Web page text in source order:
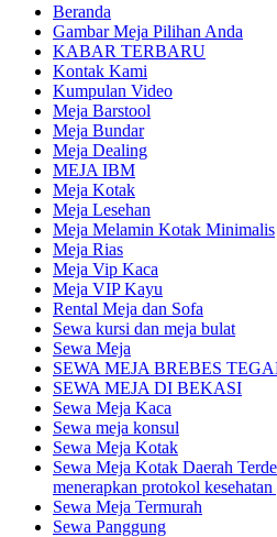
Beranda
Gambar Meja Pilihan Anda
KABAR TERBARU
Kontak Kami
Kumpulan Video
Meja Barstool
Meja Bundar
Meja Dealing
MEJA IBM
Meja Kotak
Meja Lesehan
Meja Melamin Kotak Minimalis
Meja Rias
Meja Vip Kaca
Meja VIP Kayu
Rental Meja dan Sofa
Sewa kursi dan meja bulat
Sewa Meja
SEWA MEJA BREBES
SEWA MEJA DI BEKASI
Sewa Meja Kaca
Sewa meja konsul
Sewa Meja Kotak
Sewa Meja Kotak Daerah
menerapkan protokol
Sewa Meja Termurah
Sewa Panggung